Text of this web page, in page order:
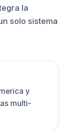
la
solo sistema
y
multi-